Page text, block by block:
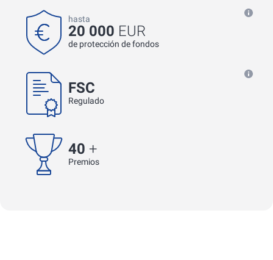
FSC
Regulado
hasta
20 000 EUR
de protección de fondos
40 +
Premios